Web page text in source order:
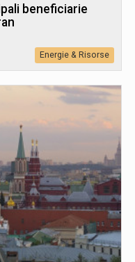
beneficiarie
Energie & Risorse